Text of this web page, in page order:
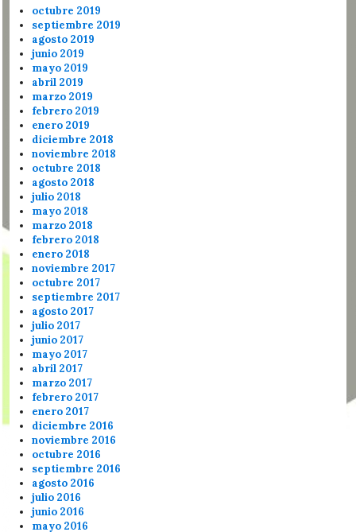
octubre 2019
septiembre 2019
agosto 2019
junio 2019
mayo 2019
abril 2019
marzo 2019
febrero 2019
enero 2019
diciembre 2018
noviembre 2018
octubre 2018
agosto 2018
julio 2018
mayo 2018
marzo 2018
febrero 2018
enero 2018
noviembre 2017
octubre 2017
septiembre 2017
agosto 2017
julio 2017
junio 2017
mayo 2017
abril 2017
marzo 2017
febrero 2017
enero 2017
diciembre 2016
noviembre 2016
octubre 2016
septiembre 2016
agosto 2016
julio 2016
junio 2016
mayo 2016